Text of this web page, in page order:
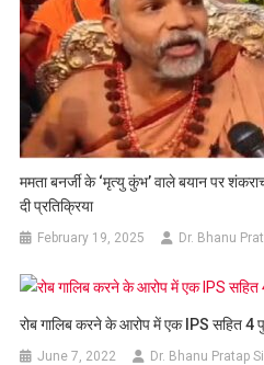
ममता बनर्जी के ‘मृत्यु कुंभ’ वाले बयान पर
दी प्रतिक्रिया
February 19, 2025 Dr. Bhanu
रोब गालिब करने के आरोप में एक IPS सहित 4
June 7, 2022 Dr. Bhanu Pratap